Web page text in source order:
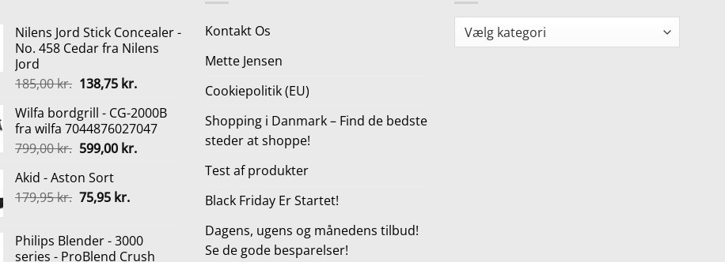
Nilens Jord Stick Concealer -
No. 458 Cedar fra Nilens
Jord
185,00kr. Den
pris
var:
185,00 kr..
138,75 kr.Den
pris
er:
138,75 kr..
Wilfa bordgrill - CG-2000B
fra wilfa 7044876027047
799,00kr. Den
pris
var:
599,00 kr.Den
Akid - Aston Sort
179,95kr. Den
var:
75,95 kr.Den
er:
Philips Blender - 3000
series - ProBlend Crush
Kontakt Os
Mette Jensen
Cookiepolitik (EU)
Shopping i Danmark – Find de bedste
steder at shoppe!
Test af produkter
Black Friday Er Startet!
Dagens, ugens og månedens tilbud!
Se de gode besparelser!
Kategorier